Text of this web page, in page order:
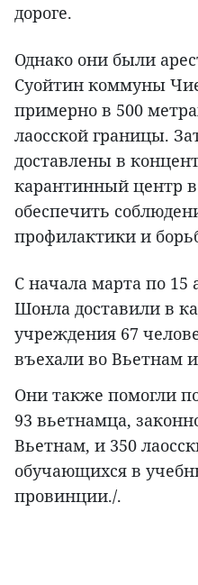
дороге.
Однако они были
Суойтин коммуны
примерно в 500
лаосской границы.
доставлены в
карантинный центр
обеспечить
профилактики и
С начала марта по 15
Шонла доставили в
учреждения 67
въехали во Вьетнам
Они также помогли
93 вьетнамца,
Вьетнам, и 350
обучающихся в
провинции./.